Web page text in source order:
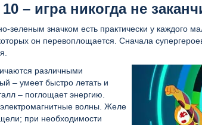
– игра никогда не
зеленым значком есть практически у каждого
он перевоплощается. Сначала
различными
– умеет быстро летать и
– поглощает энергию.
волны. Желе
при необходимости